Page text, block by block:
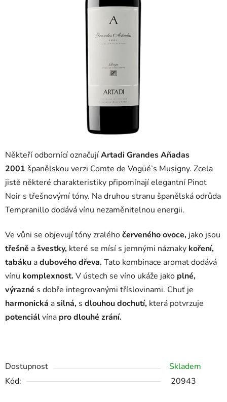
Někteří odbornící označujíArtadi Grandes Añadas
2001 španělskou verzi Comte de Vogüé’s Musigny. Zcela
jistě některé charakteristiky připomínají elegantní Pinot
Noir s třešnovýmí tóny. Na druhou stranu španělská odrůda
Tempranillo dodává vínu nezaměnitelnou energii.
Ve vůni se objevují tóny zraléhočerveného ovoce, jako jsou
třešně ašvestky, které se mísí s jemnými náznaky koření,
tabáku adubového dřeva. Tato kombinace aromat dodává
vínu komplexnost. V ústech se víno ukáže jako plné,
výrazné s dobře integrovanými tříslovinami. Chuť je
harmonická asilná, s dlouhou dochutí, která potvrzuje
potenciálvína pro dlouhé zrání.
Dostupnost
Skladem
Kód:
20943